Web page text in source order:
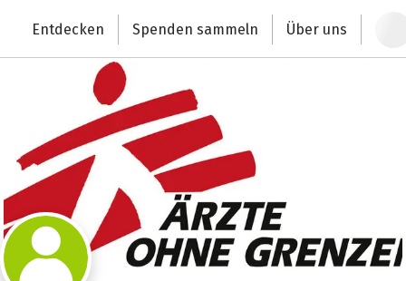
Deutschlands größte Spendenplattform
Entdecken Spenden sammeln Über uns